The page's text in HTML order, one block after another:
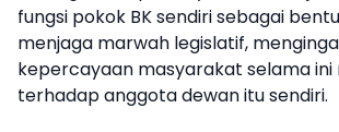
fungsi pokok BK sendiri sebagai
menjaga marwah legislatif,
kepercayaan masyarakat selama ini
terhadap anggota dewan itu sendiri.